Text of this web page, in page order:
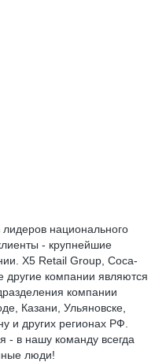
национального
- крупнейшие
X5 Retail Group, Coca-
другие компании являются
компании
Казани, Ульяновске,
и других регионах РФ.
- в нашу команду всегда
люди!